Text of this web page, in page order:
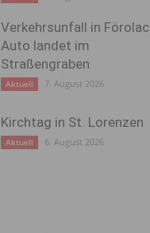
Verkehrsunfall in
Auto landet im
Straßengraben
Aktuell 7. August 2026
Kirchtag in St. Lorenzen
Aktuell 6. August 2026